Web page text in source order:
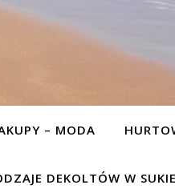
– MODA
DEKOLTÓW W